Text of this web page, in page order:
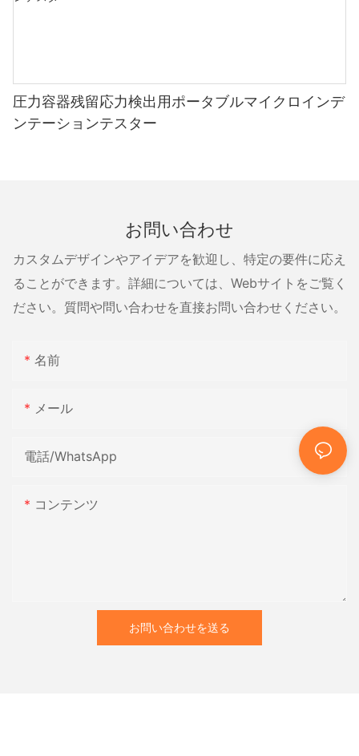
圧力容器残留応力検出用ポータブルマイクロインデ
ンテーションテスター
お問い合わせ
カスタムデザインやアイデアを歓迎し、特定の要件に応え
ることができます。詳細については、Webサイトをご覧く
ださい。質問や問い合わせを直接お問い合わせください。
名前
メール
電話/WhatsApp
コンテンツ
お問い合わせを送る